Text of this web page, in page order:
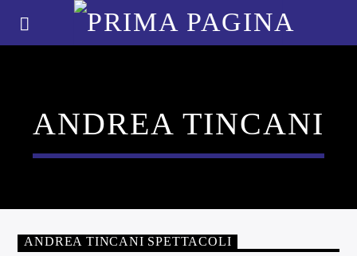
ANDREA TINCANI
ANDREA TINCANI SPETTACOLI